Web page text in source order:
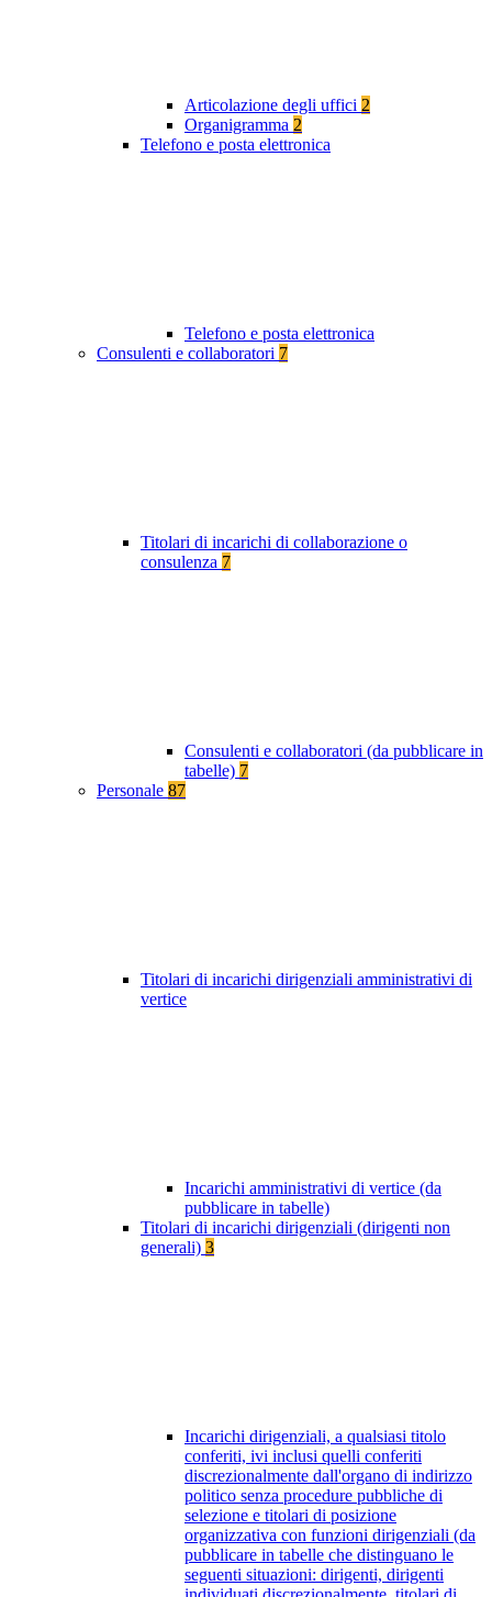
Articolazione degli uffici 2
Organigramma 2
Telefono e posta elettronica
Telefono e posta elettronica
Consulenti e collaboratori 7
Titolari di incarichi di collaborazione o
consulenza 7
Consulenti e collaboratori (da pubblicare in
tabelle) 7
Personale 87
Titolari di incarichi dirigenziali amministrativi di
vertice
Incarichi amministrativi di vertice (da
pubblicare in tabelle)
Titolari di incarichi dirigenziali (dirigenti non
generali) 3
Incarichi dirigenziali, a qualsiasi titolo
conferiti, ivi inclusi quelli conferiti
discrezionalmente dall'organo di indirizzo
politico senza procedure pubbliche di
selezione e titolari di posizione
organizzativa con funzioni dirigenziali (da
pubblicare in tabelle che distinguano le
seguenti situazioni: dirigenti, dirigenti